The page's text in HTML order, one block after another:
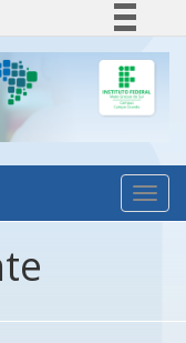
Simplifique!
BR
Participe
Canais